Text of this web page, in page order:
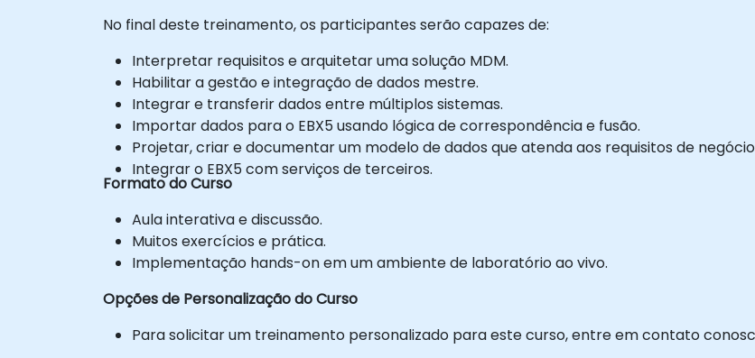
No final deste treinamento, os participantes serão capazes de:
Interpretar requisitos e arquitetar uma solução MDM.
Habilitar a gestão e integração de dados mestre.
Integrar e transferir dados entre múltiplos sistemas.
Importar dados para o EBX5 usando lógica de correspondência e fusão.
Projetar, criar e documentar um modelo de dados que atenda aos requisitos de
Integrar o EBX5 com serviços de terceiros.
Formato do Curso
Aula interativa e discussão.
Muitos exercícios e prática.
Implementação hands-on em um ambiente de laboratório ao vivo.
Opções de Personalização do Curso
Para solicitar um treinamento personalizado para este curso, entre em contato